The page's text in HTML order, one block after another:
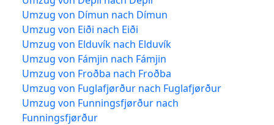
Umzug von Dímun nach Dímun
Umzug von Eiði nach Eiði
Umzug von Elduvík nach Elduvík
Umzug von Fámjin nach Fámjin
Umzug von Froðba nach Froðba
Umzug von Fuglafjørður nach Fuglafjørður
Umzug von Funningsfjørður nach
Funningsfjørður